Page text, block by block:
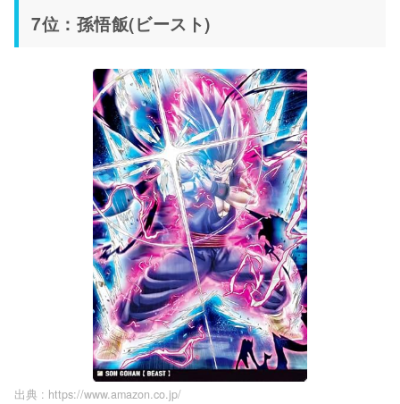
7位：孫悟飯(ビースト)
出典 : https://www.amazon.co.jp/